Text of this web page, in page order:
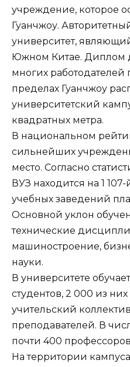
учреждение, которое
Гуанчжоу.
университет,
Южном Китае. Диплом
многих работодателей
пределах Гуанчжоу
университетский
квадратных метра.
В национальном
сильнейших
место. Согласно
ВУЗ находится на 1
учебных заведений
Основной уклон
технические
машиностроение,
науки.
В университете
студентов, 2 000 из
учительский
преподавателей. В
почти 400
На территории